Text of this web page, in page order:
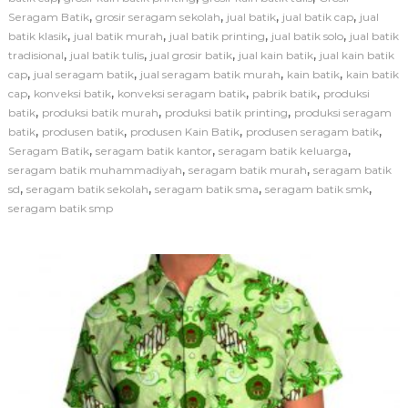
m
b
u
a
n
B
a
t
i
s
i
B
a
t
Seragam Batik, grosir seragam sekolah, jual batik, jual batik cap, jual
batik klasik, jual batik murah, jual batik printing, jual batik solo, jual batik
tradisional, jual batik tulis, jual grosir batik, jual kain batik, jual kain batik
cap, jual seragam batik, jual seragam batik murah, kain batik, kain batik
cap, konveksi batik, konveksi seragam batik, pabrik batik, produksi
batik, produksi batik murah, produksi batik printing, produksi seragam
batik, produsen batik, produsen Kain Batik, produsen seragam batik,
Seragam Batik, seragam batik kantor, seragam batik keluarga,
seragam batik muhammadiyah, seragam batik murah, seragam batik
sd, seragam batik sekolah, seragam batik sma, seragam batik smk,
seragam batik smp